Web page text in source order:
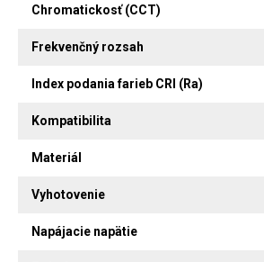
Chromatickosť (CCT)
Frekvenčný rozsah
Index podania farieb CRI (Ra)
Kompatibilita
Materiál
Vyhotovenie
Napájacie napätie